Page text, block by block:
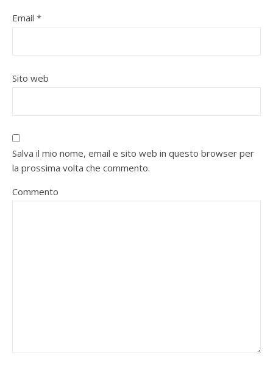
Email *
Sito web
Salva il mio nome, email e sito web in questo browser per
la prossima volta che commento.
Commento